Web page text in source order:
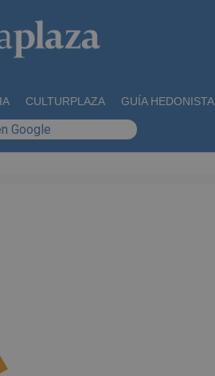
CULTURPLAZA GUÍA HEDONISTA
Google